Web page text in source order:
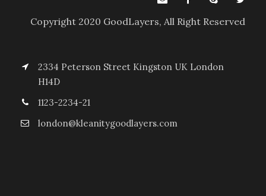
Copyright 2020 GoodLayers, All Right Reserved
2334 Peterson Street Kingston UK London
H14D
1123-2234-21
london@kleanitygoodlayers.com